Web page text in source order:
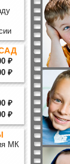
₽
₽
₽
₽
МК